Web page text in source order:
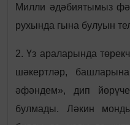
Милли әдәбиятымыз
рухында гына булуын
2. Үз араларында
шәкертләр,
әфәндем», дип
булмады. Ләкин